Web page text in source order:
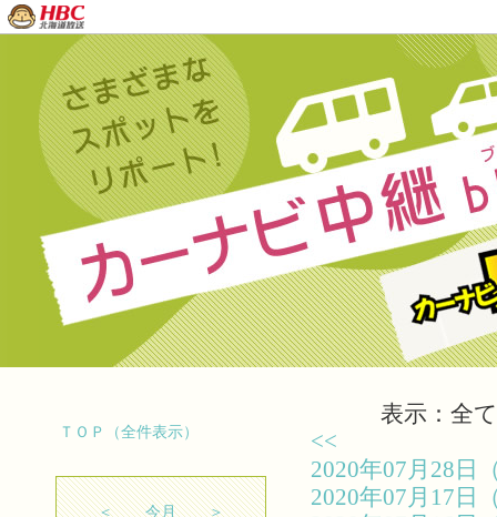
ＴＯＰ（全件表示）
＜ 今月
＞
表示：全て
<<
2020年07月28
2020年07月17